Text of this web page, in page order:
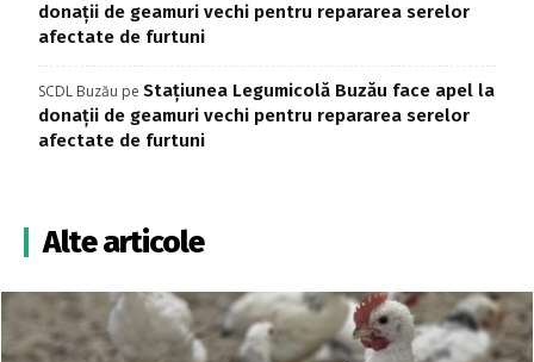
donații de geamuri vechi pentru repararea serelor
afectate de furtuni
SCDL Buzău pe Stațiunea Legumicolă Buzău face apel la
donații de geamuri vechi pentru repararea serelor
afectate de furtuni
Alte articole